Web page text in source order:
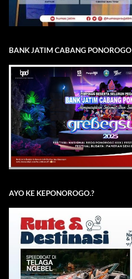
BANK JATIM CABANG PONOROGO
AYO KE KEPONOROGO.?